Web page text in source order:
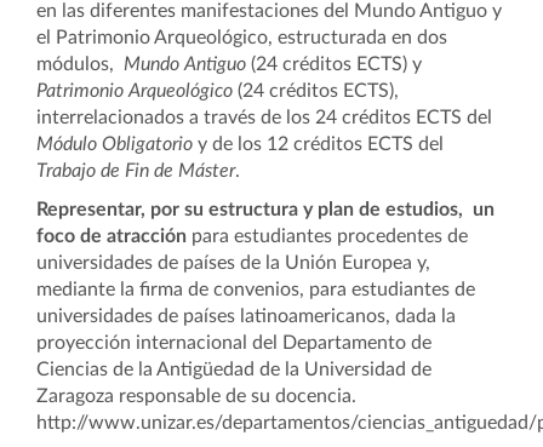
en las diferentes manifestaciones del Mundo Antiguo y
el Patrimonio Arqueológico, estructurada en dos
módulos, Mundo Antiguo (24 créditos ECTS) y
Patrimonio Arqueológico (24 créditos ECTS),
interrelacionados a través de los 24 créditos ECTS del
Módulo Obligatorio y de los 12 créditos ECTS del
Trabajo de Fin de Máster.
Representar, por su estructura y plan de estudios, un
foco de atracción para estudiantes procedentes de
universidades de países de la Unión Europea y,
mediante la firma de convenios, para estudiantes de
universidades de países latinoamericanos, dada la
proyección internacional del Departamento de
Ciencias de la Antigüedad de la Universidad de
Zaragoza responsable de su docencia.
http://www.unizar.es/departamentos/